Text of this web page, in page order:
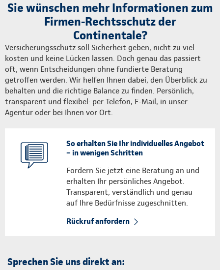
Sie wünschen mehr Informationen zum
Firmen-Rechtsschutz der
Continentale?
Versicherungsschutz soll Sicherheit geben, nicht zu viel
kosten und keine Lücken lassen. Doch genau das passiert
oft, wenn Entscheidungen ohne fundierte Beratung
getroffen werden. Wir helfen Ihnen dabei, den Überblick zu
behalten und die richtige Balance zu finden. Persönlich,
transparent und flexibel: per Telefon, E-Mail, in unser
Agentur oder bei Ihnen vor Ort.
So erhalten Sie Ihr individuelles Angebot
– in wenigen Schritten
Fordern Sie jetzt eine Beratung an und
erhalten Ihr persönliches Angebot.
Transparent, verständlich und genau
auf Ihre Bedürfnisse zugeschnitten.
Rückruf anfordern
Sprechen Sie uns direkt an: